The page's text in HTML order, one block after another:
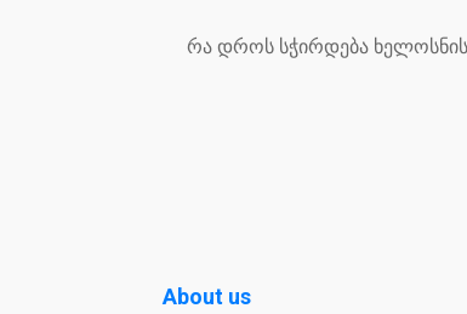
რა დროს სჭირდება
About us